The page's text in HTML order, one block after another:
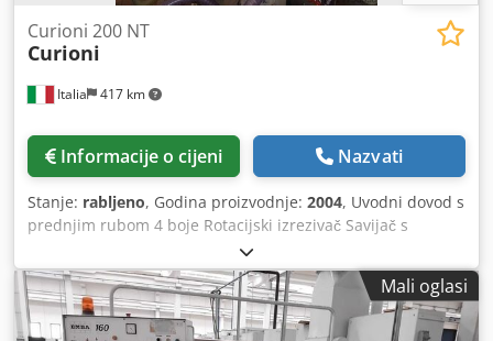
Italia 417 km
Curioni 200 NT
Curioni
Informacije o cijeni Nazvati
Stanje: rabljeno, Godina proizvodnje: 2004, Uvodni dovod s
prednjim rubom 4 boje Rotacijski izrezivač Savijač s
usisavanjem Izbacivač s brojačem Emmepi vezalica
Csdpfsy Hi Ahsx Am Aoha Potpuno obnovljeno i s jamstvom
Mali oglasi